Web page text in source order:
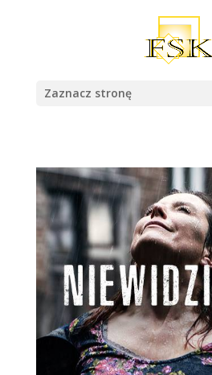
Zaznacz stronę